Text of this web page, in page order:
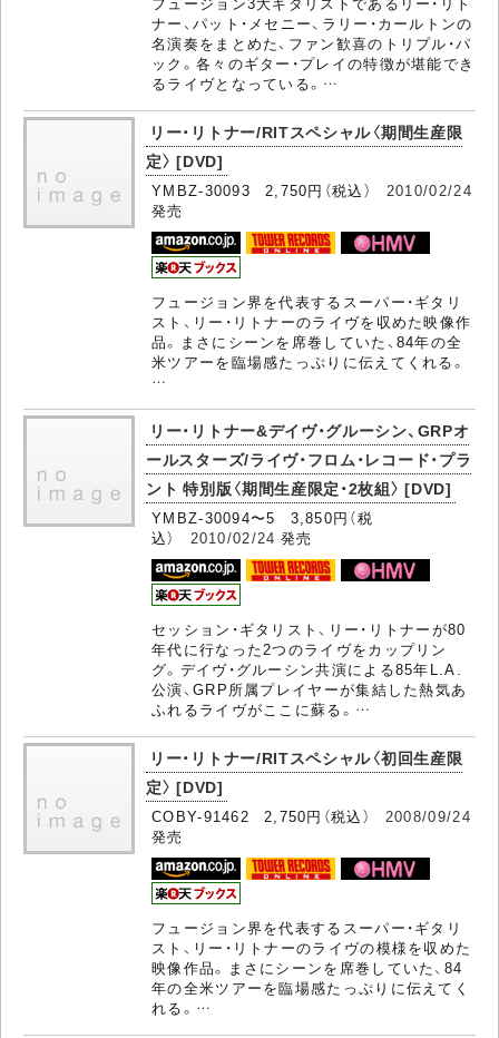
ナー、パット・メセニー、ラリー・カールトンの
名演奏をまとめた、ファン歓喜のトリプル・パ
ック。各々のギター・プレイの特徴が堪能でき
るライヴとなっている。…
リー・リトナー/RITスペシャル〈期間生産限
定〉 [DVD]
YMBZ-30093 2,750円（税込） 2010/02/24
発売
フュージョン界を代表するスーパー・ギタリ
スト、リー・リトナーのライヴを収めた映像作
品。まさにシーンを席巻していた、84年の全
米ツアーを臨場感たっぷりに伝えてくれる。
…
リー・リトナー&デイヴ・グルーシン、GRPオ
ールスターズ/ライヴ・フロム・レコード・プラ
ント 特別版〈期間生産限定・2枚組〉 [DVD]
YMBZ-30094〜5 3,850円（税
込） 2010/02/24 発売
セッション・ギタリスト、リー・リトナーが80
年代に行なった2つのライヴをカップリン
グ。デイヴ・グルーシン共演による85年L.A.
公演、GRP所属プレイヤーが集結した熱気あ
ふれるライヴがここに蘇る。…
リー・リトナー/RITスペシャル〈初回生産限
定〉 [DVD]
COBY-91462 2,750円（税込） 2008/09/24
発売
フュージョン界を代表するスーパー・ギタリ
スト、リー・リトナーのライヴの模様を収めた
映像作品。まさにシーンを席巻していた、84
年の全米ツアーを臨場感たっぷりに伝えてく
れる。…